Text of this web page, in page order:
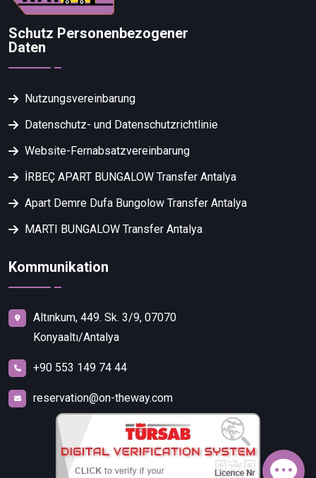
Schutz Personenbezogener
Daten
Nutzungsvereinbarung
Datenschutz- und Datenschutzrichtlinie
Website-Fernabsatzvereinbarung
İRBEÇ APART BUNGALOW Transfer Antalya
Apart Demre Dufa Bungolow Transfer Antalya
MARTI BUNGALOW Transfer Antalya
Kommunikation
Altınkum, 449. Sk. 3/9, 07070
Konyaaltı/Antalya
+90 553 149 74 44
reservation@on-theway.com